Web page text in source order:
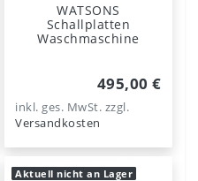
WATSONS
Schallplatten
Waschmaschine
495,00 €
inkl. ges. MwSt. zzgl.
Versandkosten
Aktuell nicht an Lager